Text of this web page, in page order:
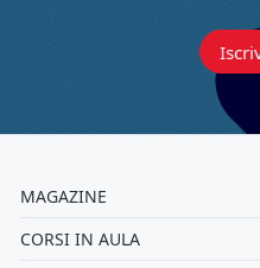
MAGAZINE
CORSI IN AULA